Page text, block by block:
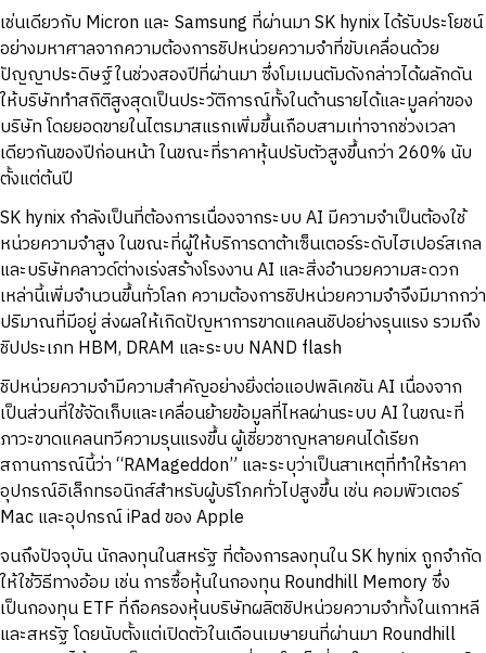
เช่นเดียวกับ Micron และ Samsung ที่ผ่านมา SK hynix ได้รับประโยชน์
อย่างมหาศาลจากความต้องการชิปหน่วยความจำที่ขับเคลื่อนด้วย
ปัญญาประดิษฐ์ในช่วงสองปีที่ผ่านมา ซึ่งโมเมนตัมดังกล่าวได้ผลักดัน
ให้บริษัททำสถิติสูงสุดเป็นประวัติการณ์ทั้งในด้านรายได้และมูลค่าของ
บริษัท โดยยอดขายในไตรมาสแรกเพิ่มขึ้นเกือบสามเท่าจากช่วงเวลา
เดียวกันของปีก่อนหน้า ในขณะที่ราคาหุ้นปรับตัวสูงขึ้นกว่า 260% นับ
ตั้งแต่ต้นปี
SK hynix กำลังเป็นที่ต้องการเนื่องจากระบบ AI มีความจำเป็นต้องใช้
หน่วยความจำสูง ในขณะที่ผู้ให้บริการดาต้าเซ็นเตอร์ระดับไฮเปอร์สเกล
และบริษัทคลาวด์ต่างเร่งสร้างโรงงาน AI และสิ่งอำนวยความสะดวก
เหล่านี้เพิ่มจำนวนขึ้นทั่วโลก ความต้องการชิปหน่วยความจำจึงมีมากกว่า
ปริมาณที่มีอยู่ ส่งผลให้เกิดปัญหาการขาดแคลนชิปอย่างรุนแรง รวมถึง
ชิปประเภท HBM, DRAM และระบบ NAND flash
ชิปหน่วยความจำมีความสำคัญอย่างยิ่งต่อแอปพลิเคชัน AI เนื่องจาก
เป็นส่วนที่ใช้จัดเก็บและเคลื่อนย้ายข้อมูลที่ไหลผ่านระบบ AI ในขณะที่
ภาวะขาดแคลนทวีความรุนแรงขึ้น ผู้เชี่ยวชาญหลายคนได้เรียก
สถานการณ์นี้ว่า “RAMageddon” และระบุว่าเป็นสาเหตุที่ทำให้ราคา
อุปกรณ์อิเล็กทรอนิกส์สำหรับผู้บริโภคทั่วไปสูงขึ้น เช่น คอมพิวเตอร์
Mac และอุปกรณ์ iPad ของ Apple
จนถึงปัจจุบัน นักลงทุนในสหรัฐ ที่ต้องการลงทุนใน SK hynix ถูกจำกัด
ให้ใช้วิธีทางอ้อม เช่น การซื้อหุ้นในกองทุน Roundhill Memory ซึ่ง
เป็นกองทุน ETF ที่ถือครองหุ้นบริษัทผลิตชิปหน่วยความจำทั้งในเกาหลี
และสหรัฐ โดยนับตั้งแต่เปิดตัวในเดือนเมษายนที่ผ่านมา Roundhill